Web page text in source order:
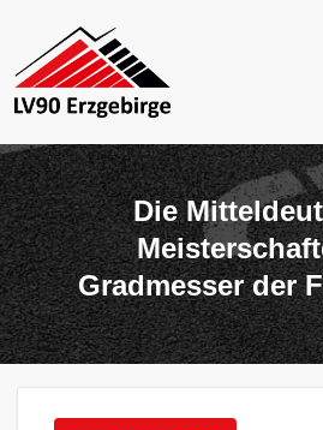
springen
Die
Gradmesser der